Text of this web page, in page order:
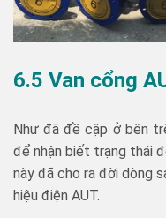
6.5 Van cổng
Như đã đề cập ở bên
để nhận biết trạng thái
này đã cho ra đời dòng
hiệu điện AUT.